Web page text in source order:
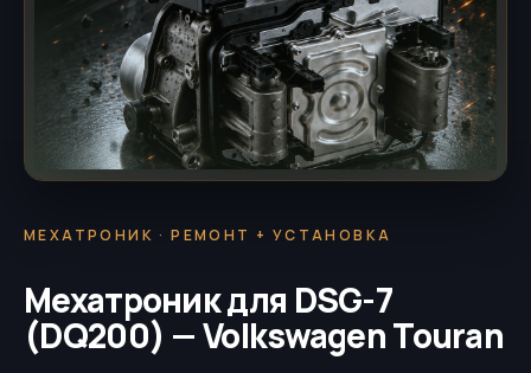
МЕХАТРОНИК · РЕМОНТ + УСТАНОВКА
Мехатроник для DSG-7
(DQ200) — Volkswagen Touran